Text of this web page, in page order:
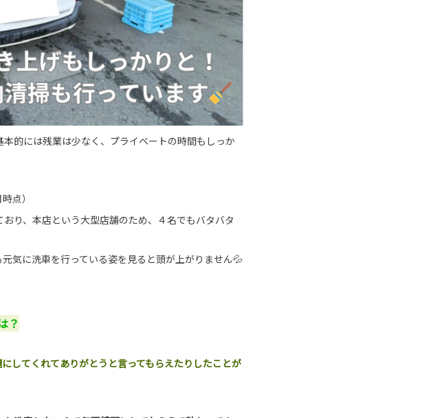
的には残業は少なく、プライベートの時間もしっか
点）
り、本店という大型店舗のため、４名でもバタバタ
気に洗車を行っている姿を見ると頭が上がりません💦
？
してくれてありがとうと言ってもらえたりしたことが